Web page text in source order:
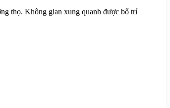
thọ. Không gian xung quanh được bố trí